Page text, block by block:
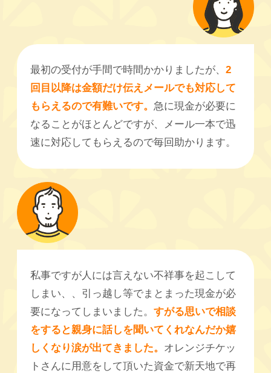
最初の受付が手間で時間かかりましたが、2
回目以降は金額だけ伝えメールでも対応して
もらえるので有難いです。 急に現金が必要に
なることがほとんどですが、メール一本で迅
速に対応してもらえるので毎回助かります。
私事ですが人には言えない不祥事を起こして
しまい、、引っ越し等でまとまった現金が必
要になってしまいました。すがる思いで相談
をすると親身に話しを聞いてくれなんだか嬉
しくなり涙が出てきました。 オレンジチケッ
トさんに用意をして頂いた資金で新天地で再